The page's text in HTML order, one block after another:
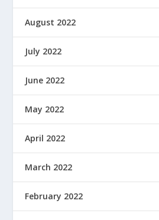
August 2022
July 2022
June 2022
May 2022
April 2022
March 2022
February 2022